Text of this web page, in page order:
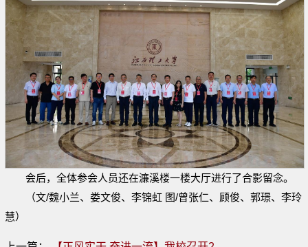
会后，全体参会人员还在濂溪楼一楼大厅进行了合影留念。
（文/魏小兰、娄文俊、李锦虹 图/曾张仁、顾俊、郭璟、李玲
慧）